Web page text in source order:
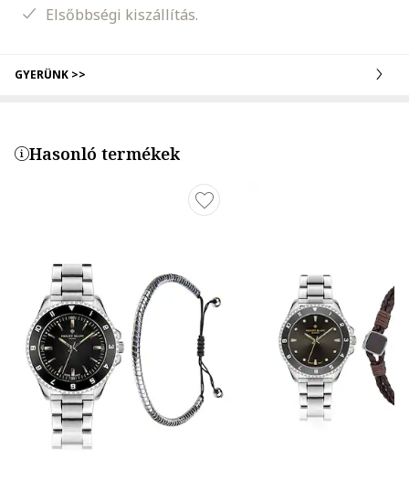
Elsőbbségi kiszállítás.
GYERÜNK >>
Hasonló termékek